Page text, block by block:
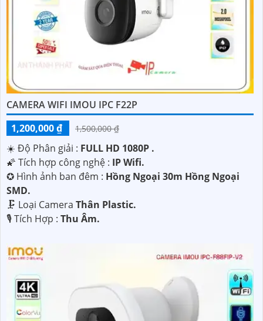
CAMERA WIFI IMOU IPC F22P
1,200,000 ₫
1,500,000 ₫
☀️ Độ Phân giải : FULL HD 1080P .
🌠 Tích hợp công nghệ : IP Wifi.
✪ Hình ảnh ban đêm : Hồng Ngoại 30m Hồng Ngoại
SMD.
🗜️ Loại Camera Thân Plastic.
️🎙 Tích Hợp : Thu Âm.